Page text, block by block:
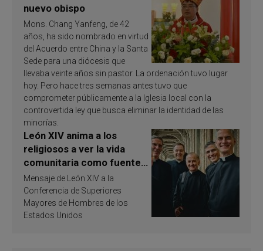
nuevo obispo
Mons. Chang Yanfeng, de 42
años, ha sido nombrado en virtud
del Acuerdo entre China y la Santa
Sede para una diócesis que
llevaba veinte años sin pastor. La ordenación tuvo lugar
hoy. Pero hace tres semanas antes tuvo que
comprometer públicamente a la Iglesia local con la
controvertida ley que busca eliminar la identidad de las
minorías.
León XIV anima a los
religiosos a ver la vida
comunitaria como fuente
de inspiración y
santificación
Mensaje de León XIV a la
Conferencia de Superiores
Mayores de Hombres de los
Estados Unidos